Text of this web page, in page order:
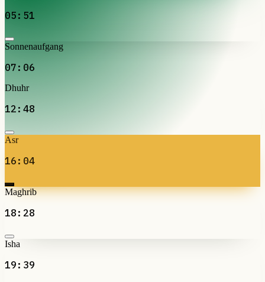
05:51
Sonnenaufgang
07:06
Dhuhr
12:48
Asr
16:04
Maghrib
18:28
Isha
19:39